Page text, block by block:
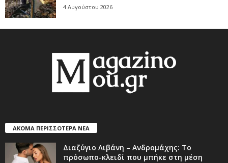
4 Αυγούστου 2026
ΑΚΟΜΑ ΠΕΡΙΣΣΟΤΕΡΑ ΝΕΑ
Διαζύγιο Λιβάνη – Ανδρομάχης: Το
πρόσωπο-κλειδί που μπήκε στη μέση